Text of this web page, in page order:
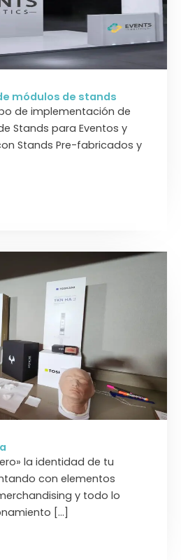
módulos de stands
de implementación de
Stands para Eventos y
Stands Pre-fabricados y
la identidad de tu
con elementos
y todo lo
[…]